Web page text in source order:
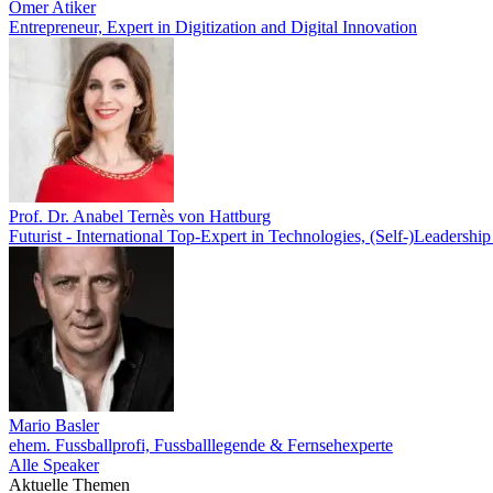
Ömer Atiker
Entrepreneur, Expert in Digitization and Digital Innovation
Prof. Dr. Anabel Ternès von Hattburg
Futurist - International Top-Expert in Technologies, (Self-
Mario Basler
ehem. Fussballprofi, Fussballlegende & Fernsehexperte
Alle Speaker
Aktuelle Themen